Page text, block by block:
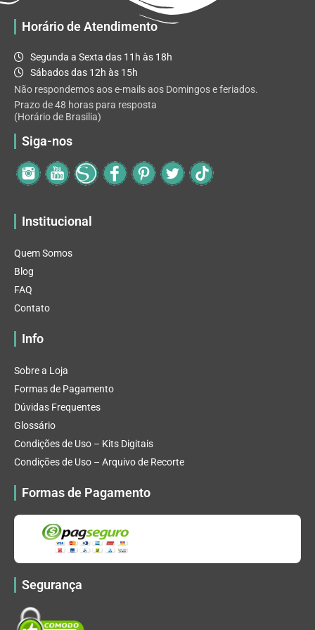
Horário de Atendimento
Segunda a Sexta das 11h às 18h
Sábados das 12h às 15h
Não respondemos aos e-mails aos Domingos e feriados.
Prazo de 48 horas para resposta
(Horário de Brasilia)
Siga-nos
Institucional
Quem Somos
Blog
FAQ
Contato
Info
Sobre a Loja
Formas de Pagamento
Dúvidas Frequentes
Glossário
Condições de Uso – Kits Digitais
Condições de Uso – Arquivo de Recorte
Formas de Pagamento
Segurança